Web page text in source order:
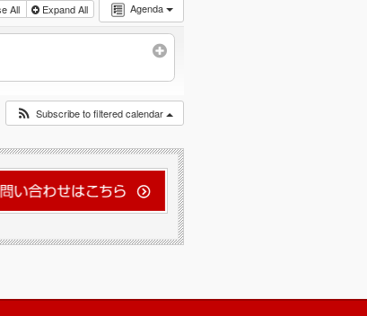
Agenda
All Expand All
Subscribe to filtered calendar